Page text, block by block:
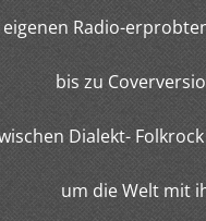
eigenen Radio-
bis zu
Dialekt- Folkrock &
die Welt mit ihrer